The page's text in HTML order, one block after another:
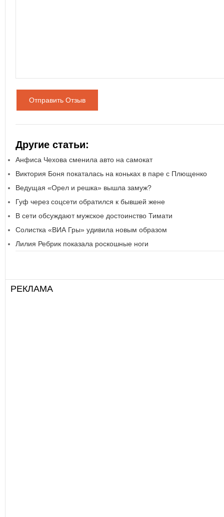
Отправить Отзыв
Другие статьи:
Анфиса Чехова сменила авто на самокат
Виктория Боня покаталась на коньках в паре с Плющенко
Ведущая «Орел и решка» вышла замуж?
Гуф через соцсети обратился к бывшей жене
В сети обсуждают мужское достоинство Тимати
Солистка «ВИА Гры» удивила новым образом
Лилия Ребрик показала роскошные ноги
РЕКЛАМА